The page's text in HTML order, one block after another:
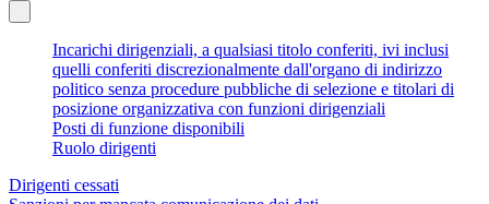
Incarichi dirigenziali, a qualsiasi titolo conferiti, ivi inclusi
quelli conferiti discrezionalmente dall'organo di indirizzo
politico senza procedure pubbliche di selezione e titolari di
posizione organizzativa con funzioni dirigenziali
Posti di funzione disponibili
Ruolo dirigenti
Dirigenti cessati